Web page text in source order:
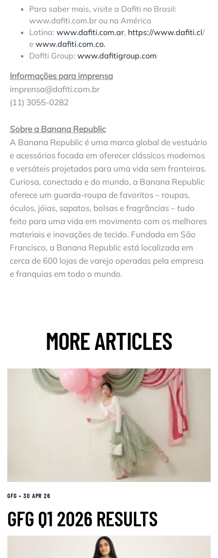
Para saber mais, visite a Dafiti no Brasil:
www.dafiti.com.br ou na América
Latina: www.dafiti.com.ar, https://www.dafiti.cl/
e www.dafiti.com.co.
Dafiti Group: www.dafitigroup.com
Informações para imprensa
imprensa@dafiti.com.br
(11) 3055-0282
Sobre a Banana Republic
A Banana Republic é uma marca global de vestuário
e acessórios focada em oferecer clássicos modernos
e versáteis projetados para uma vida sem fronteiras.
Curiosa, conectada e do mundo, a Banana Republic
oferece um guarda-roupa de favoritos – roupas,
óculos, jóias, sapatos, bolsas e fragrâncias – tudo
feito para uma vida em movimento com os melhores
materiais e inovações de tecido. Fundada em São
Francisco, a Banana Republic está localizada em
cerca de 600 lojas de varejo operadas pela empresa
e franquias em todo o mundo.
MORE ARTICLES
GFG • 30 APR 26
GFG Q1 2026 RESULTS